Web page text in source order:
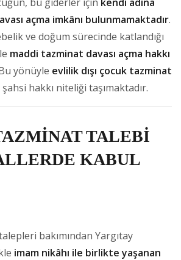
açma imkânı bulunmamaktadır.
ve doğum sürecinde katlandığı
maddi tazminat davası açma hakkı
yönüyle evlilik dışı çocuk tazminat
hakkı niteliği taşımaktadır.
TALEBİ
KABUL
bakımından Yargıtay
imam nikâhı ile birlikte yaşanan